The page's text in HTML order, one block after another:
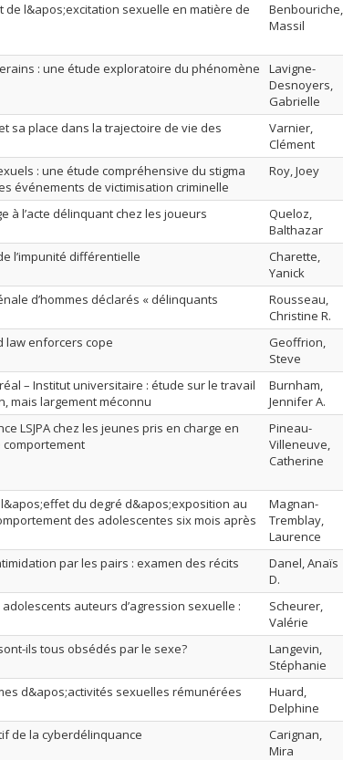
l&apos;excitation sexuelle en matière de
Benbouriche,
Massil
: une étude exploratoire du phénomène
Lavigne-
Desnoyers,
Gabrielle
sa place dans la trajectoire de vie des
Varnier,
Clément
: une étude compréhensive du stigma
événements de victimisation criminelle
Roy, Joey
à l’acte délinquant chez les joueurs
Queloz,
Balthazar
l’impunité différentielle
Charette,
Yanick
d’hommes déclarés « délinquants
Rousseau,
Christine R.
law enforcers cope
Geoffrion,
Steve
– Institut universitaire : étude sur le travail
mais largement méconnu
Burnham,
Jennifer A.
LSJPA chez les jeunes pris en charge en
Pineau-
Villeneuve,
Catherine
du degré d&apos;exposition au
des adolescentes six mois après
Magnan-
Tremblay,
Laurence
par les pairs : examen des récits
Danel, Anaïs
D.
auteurs d’agression sexuelle :
Scheurer,
Valérie
ils tous obsédés par le sexe?
Langevin,
Stéphanie
d&apos;activités sexuelles rémunérées
Huard,
Delphine
de la cyberdélinquance
Carignan,
Mira